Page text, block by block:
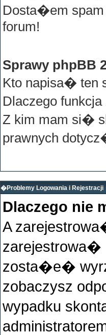
Dosta�em
forum!
Sprawy phpBB
Kto napisa� ten
Dlaczego
Z kim mam si�
prawnych
�Problemy Logowania i Rejestracji
Dlaczego
A
zosta�e�
zobaczysz
wypadku